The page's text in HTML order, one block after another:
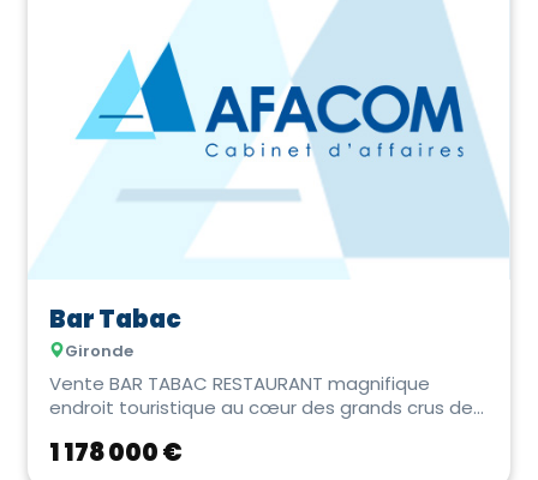
Bar Tabac
Gironde
Vente BAR TABAC RESTAURANT magnifique
endroit touristique au cœur des grands crus de
1 178 000 €